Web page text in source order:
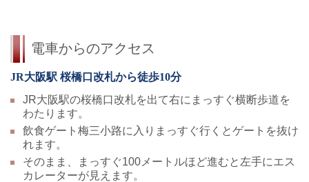
電車からのアクセス
JR大阪駅 桜橋口改札から徒歩10分
JR大阪駅の桜橋口改札を出て右にまっすぐ横断歩道を
わたります。
飲食ゲート梅三小路に入りまっすぐ行くとゲートを抜け
れます。
そのまま、まっすぐ100メートルほど進むと左手にエス
カレーターが見えます。